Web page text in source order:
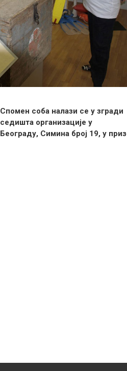
Спомен соба налази се у згради
седишта организације у
Београду, Симина број 19, у